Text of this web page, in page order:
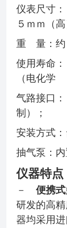
仪表尺寸
５ｍｍ（
重 量：约
使用寿命
（电化
气路接口
制）；
安装方式
抽气泵：内
仪器特点
－便携
研发的高
器均采用